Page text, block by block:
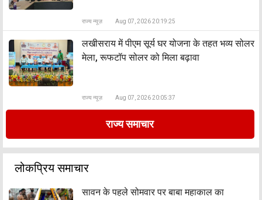
राज्य न्यूज़ Aug 07, 2026 20:19:25
लखीसराय में पीएम सूर्य घर योजना के तहत भव्य सोलर
मेला, रूफटॉप सोलर को मिला बढ़ावा
राज्य न्यूज़ Aug 07, 2026 20:05:37
राज्य समाचार
लोकप्रिय समाचार
सावन के पहले सोमवार पर बाबा महाकाल का